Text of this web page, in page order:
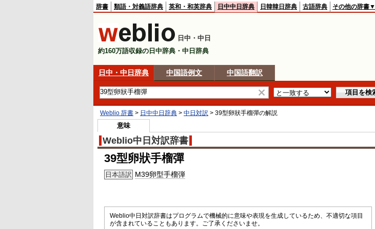
辞書 類語・対義語辞典 英和・和英辞典 日中中日辞典 日韓韓日辞典 古語辞典 その他の辞書▼
日中・中日
約160万語収録の日中辞典・中日辞典
日中・中日辞典 中国語例文 中国語翻訳
Weblio 辞書 > 日中中日辞典 > 中日対訳 > 39型卵狀手榴彈の解説
意味
Weblio中日対訳辞書
39型卵狀手榴彈
日本語訳 M39卵型手榴弾
Weblio中日対訳辞書はプログラムで機械的に意味や表現を生成しているため、不適切な項目
が含まれていることもあります。ご了承くださいませ。